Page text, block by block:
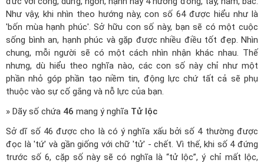
Như vậy, khi nhìn theo hướng này, con số 64 được hiểu như là
'bốn mùa hạnh phúc'. Sở hữu con số này, bạn sẽ có một cuộc
sống bình an, hạnh phúc và gặp được nhiều điều tốt đẹp. Nhìn
chung, mỗi người sẽ có một cách nhìn nhận khác nhau. Thế
nhưng, dù hiểu theo nghĩa nào, các con số này chỉ như một
phần nhỏ góp phần tạo niềm tin, động lực chứ tất cả sẽ phụ
thuộc vào sự cố gắng và nỗ lực của bạn.
» Dãy số chứa 46 mang ý nghĩa Tử lộc
Sở dĩ số 46 được cho là có ý nghĩa xấu bởi số 4 thường được
đọc là 'tứ' và gần giống với chữ 'tử' - chết. Vì thế, khi số 4 đứng
trước số 6, cặp số này sẽ có nghĩa là “tử lộc”, ý chỉ mất lộc,